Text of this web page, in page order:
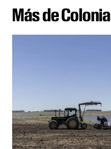
Más de Colonia